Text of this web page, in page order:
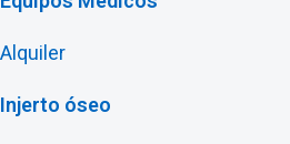
Alquiler
Injerto óseo